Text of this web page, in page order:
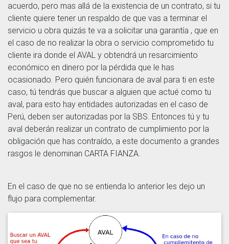
acuerdo, pero mas allá de la existencia de un contrato, si tu
cliente quiere tener un respaldo de que vas a terminar el
servicio u obra quizás te va a solicitar una garantía , que en
el caso de no realizar la obra o servicio comprometido tu
cliente ira donde el AVAL y obtendrá un resarcimiento
económico en dinero por la pérdida que le has
ocasionado. Pero quién funcionara de aval para ti en este
caso, tú tendrás que buscar a alguien que actué como tu
aval, para esto hay entidades autorizadas en el caso de
Perú, deben ser autorizadas por la SBS. Entonces tú y tu
aval deberán realizar un contrato de cumplimiento por la
obligación que has contraído, a este documento a grandes
rasgos le denominan CARTA FIANZA.
En el caso de que no se entienda lo anterior les dejo un
flujo para complementar.